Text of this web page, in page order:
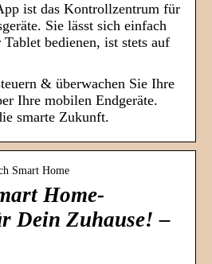
ist das Kontrollzentrum für
Sie lässt sich einfach
bedienen, ist stets auf
& überwachen Sie Ihre
Ihre mobilen Endgeräte.
smarte Zukunft.
Smart Home
Home-
Dein Zuhause! –